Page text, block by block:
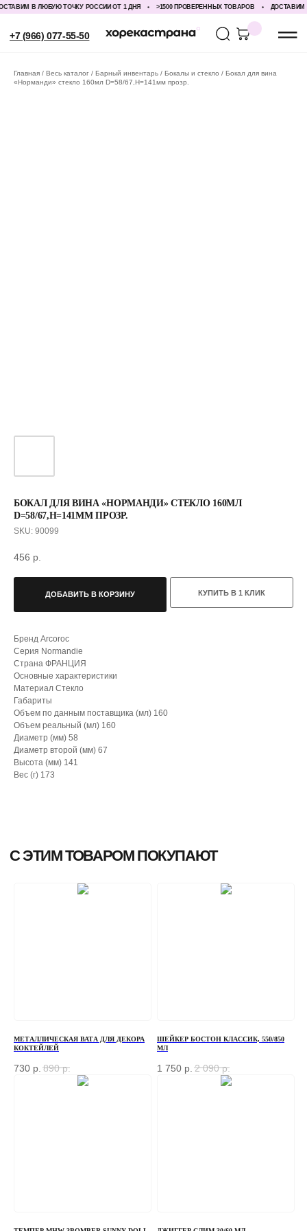
В ЛЮБУЮ ТОЧКУ РОССИИ ОТ 1 ДНЯ >1500 ПРОВЕРЕННЫХ ТОВАРОВ ДОСТАВИМ В
Главная Весь каталог Барный инвентарь Бокалы и стекло
Бокал для вина
«Норманди» стекло 160мл D=58/67,H=141мм прозр.
БОКАЛ ДЛЯ ВИНА «НОРМАНДИ» СТЕКЛО 160МЛ
D=58/67,H=141ММ ПРОЗР.
SKU: 90099
456 р.
ДОБАВИТЬ В КОРЗИНУ КУПИТЬ В 1 КЛИК
Бренд Arcoroc
Серия Normandie
Страна ФРАНЦИЯ
Основные характеристики
Материал Стекло
Габариты
Объем по данным поставщика (мл) 160
Объем реальный (мл) 160
Диаметр (мм) 58
Диаметр второй (мм) 67
Высота (мм) 141
Вес (г) 173
С ЭТИМ ТОВАРОМ ПОКУПАЮТ
МЕТАЛЛИЧЕСКАЯ ВАТА ДЛЯ ДЕКОРА
КОКТЕЙЛЕЙ
730 р. 890 р.
ШЕЙКЕР БОСТОН КЛАССИК, 550/850
МЛ
1 750 р. 2 090 р.